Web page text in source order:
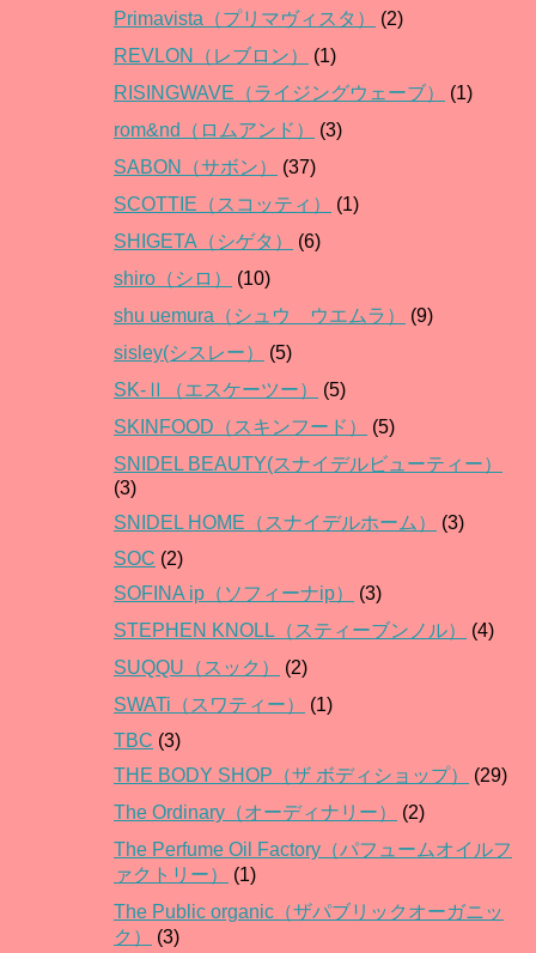
Primavista（プリマヴィスタ）
(2)
REVLON（レブロン）
(1)
RISINGWAVE（ライジングウェーブ）
(1)
rom&nd（ロムアンド）
(3)
SABON（サボン）
(37)
SCOTTIE（スコッティ）
(1)
SHIGETA（シゲタ）
(6)
shiro（シロ）
(10)
shu uemura（シュウ ウエムラ）
(9)
sisley(シスレー）
(5)
SK-Ⅱ（エスケーツー）
(5)
SKINFOOD（スキンフード）
(5)
SNIDEL BEAUTY(スナイデルビューティー）
(3)
SNIDEL HOME（スナイデルホーム）
(3)
SOC (2)
SOFINA ip（ソフィーナip）
(3)
STEPHEN KNOLL（スティーブンノル）
(4)
SUQQU（スック）
(2)
SWATi（スワティー）
(1)
TBC (3)
THE BODY SHOP（ザ ボディショップ）
(29)
The Ordinary（オーディナリー）
(2)
The Perfume Oil Factory（パフュームオイルフ
ァクトリー）
(1)
The Public organic（ザパブリックオーガニッ
ク）
(3)